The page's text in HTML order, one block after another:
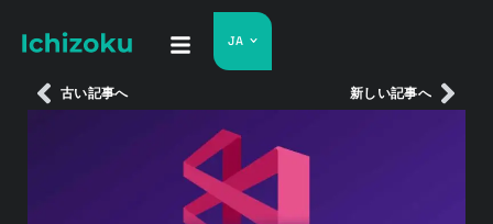
JA
古い記事へ 新しい記事へ